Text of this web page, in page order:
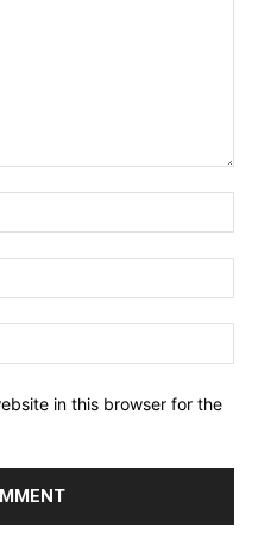
in this browser for the